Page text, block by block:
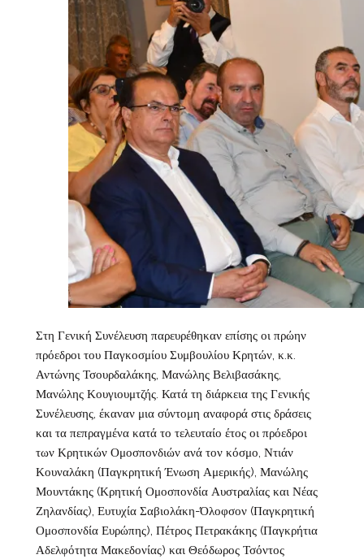
Στη Γενική Συνέλευση παρευρέθηκαν επίσης οι πρώην
πρόεδροι του Παγκοσμίου Συμβουλίου Κρητών, κ.κ.
Αντώνης Τσουρδαλάκης, Μανώλης Βελιβασάκης,
Μανώλης Κουγιουμτζής. Κατά τη διάρκεια της Γενικής
Συνέλευσης, έκαναν μια σύντομη αναφορά στις δράσεις
και τα πεπραγμένα κατά το τελευταίο έτος οι πρόεδροι
των Κρητικών Ομοσπονδιών ανά τον κόσμο, Ντιάν
Κουναλάκη (Παγκρητική Ένωση Αμερικής), Μανώλης
Μουντάκης (Κρητική Ομοσπονδία Αυστραλίας και Νέας
Ζηλανδίας), Ευτυχία Σαβιολάκη-Όλοφσον (Παγκρητική
Ομοσπονδία Ευρώπης), Πέτρος Πετρακάκης (Παγκρήτια
Αδελφότητα Μακεδονίας) και Θεόδωρος Τσόντος